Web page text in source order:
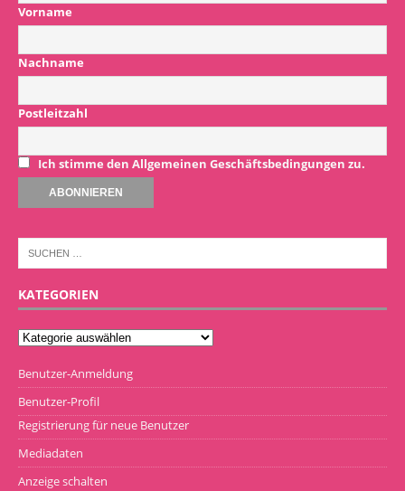
Vorname
Nachname
Postleitzahl
Ich stimme den Allgemeinen Geschäftsbedingungen zu.
KATEGORIEN
Benutzer-Anmeldung
Benutzer-Profil
Registrierung für neue Benutzer
Mediadaten
Anzeige schalten